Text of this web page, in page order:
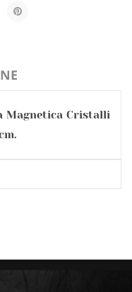
Magnetica Cristalli